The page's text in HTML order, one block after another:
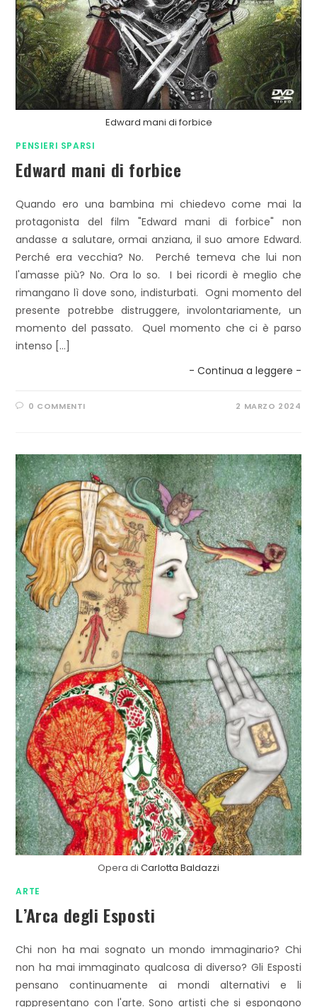
Edward mani di forbice
PENSIERI SPARSI
Edward mani di forbice
Quando ero una bambina mi chiedevo come mai la
protagonista del film "Edward mani di forbice" non
andasse a salutare, ormai anziana, il suo amore Edward.
Perché era vecchia? No. Perché temeva che lui non
l'amasse più? No. Ora lo so. I bei ricordi è meglio che
rimangano lì dove sono, indisturbati. Ogni momento del
presente potrebbe distruggere, involontariamente, un
momento del passato. Quel momento che ci è parso
intenso […]
- Continua a leggere -
0 COMMENTI 2 MARZO 2024
Opera di Carlotta Baldazzi
ARTE
L’Arca degli Esposti
Chi non ha mai sognato un mondo immaginario? Chi
non ha mai immaginato qualcosa di diverso? Gli Esposti
pensano continuamente ai mondi alternativi e li
rappresentano con l'arte. Sono artisti che si espongono